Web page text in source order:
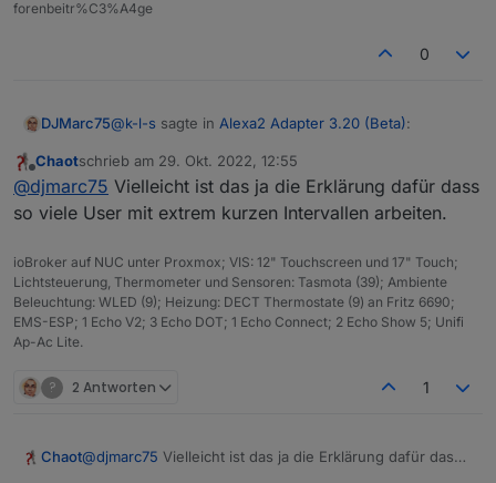
forenbeitr%C3%A4ge
0
DJMarc75@k-l-s sagte in Alexa2 Adapter 3.20 (Beta):
wird der Status leider nicht durchgereicht. D.h.
im iobroker steht weiterhin false.
Ach komm.... der SHD-Datenpunkt "powerState"
geschaltet wurde... das scheint wohl ein
Wunschdenken von vielen hier zu sein
Offline
Chaotschrieb am 29. Okt. 2022, 12:55
zuletzt editiert von
@djmarc75 Vielleicht ist das ja die Erklärung dafür dass
so viele User mit extrem kurzen Intervallen arbeiten.
ioBroker auf NUC unter Proxmox; VIS: 12" Touchscreen und 17" Touch;
Lichtsteuerung, Thermometer und Sensoren: Tasmota (39); Ambiente
Beleuchtung: WLED (9); Heizung: DECT Thermostate (9) an Fritz 6690;
EMS-ESP; 1 Echo V2; 3 Echo DOT; 1 Echo Connect; 2 Echo Show 5; Unifi
Ap-Ac Lite.
? 2 Antworten 1
Chaot@djmarc75 Vielleicht ist das ja die Erklärung dafür dass